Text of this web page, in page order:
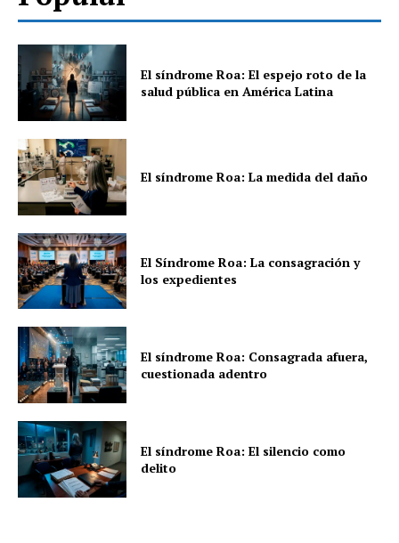
El síndrome Roa: El espejo roto de la
salud pública en América Latina
El síndrome Roa: La medida del daño
El Síndrome Roa: La consagración y
los expedientes
El síndrome Roa: Consagrada afuera,
cuestionada adentro
El síndrome Roa: El silencio como
delito